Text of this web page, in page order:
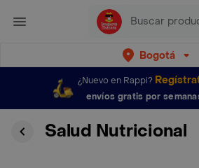
Bogotá
¿Nuevo en Rappi?
envíos gratis por
Salud Nutricional